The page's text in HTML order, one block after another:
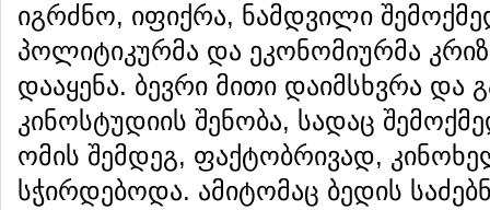
იგრძნო, იფიქრა, ნამდვილი
პოლიტიკურმა და ეკონომიურმა
დააყენა. ბევრი მითი დაიმსხვრა
კინოსტუდიის შენობა, სადაც
ომის შემდეგ, ფაქტობრივად,
სჭირდებოდა. ამიტომაც ბედის